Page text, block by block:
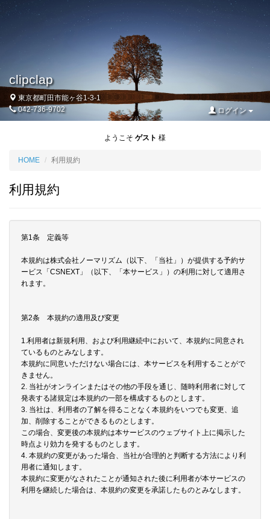
clipclap
東京都町田市能ヶ谷1-3-1
042-736-9702
ログイン
ようこそ ゲスト 様
HOME 利用規約
利用規約
第1条 定義等
本規約は株式会社ノーマリズム（以下、「当社」）が提供する予約サ
ービス「CSNEXT」（以下、「本サービス」）の利用に対して適用さ
れます。
第2条 本規約の適用及び変更
1.利用者は新規利用、および利用継続中において、本規約に同意され
ているものとみなします。
本規約に同意いただけない場合には、本サービスを利用することがで
きません。
2. 当社がオンラインまたはその他の手段を通じ、随時利用者に対して
発表する諸規定は本規約の一部を構成するものとします。
3. 当社は、利用者の了解を得ることなく本規約をいつでも変更、追
加、削除することができるものとします。
この場合、変更後の本規約は本サービスのウェブサイト上に掲示した
時点より効力を発するものとします。
4. 本規約の変更があった場合、当社が合理的と判断する方法により利
用者に通知します。
本規約に変更がなされたことが通知された後に利用者が本サービスの
利用を継続した場合は、本規約の変更を承諾したものとみなします。